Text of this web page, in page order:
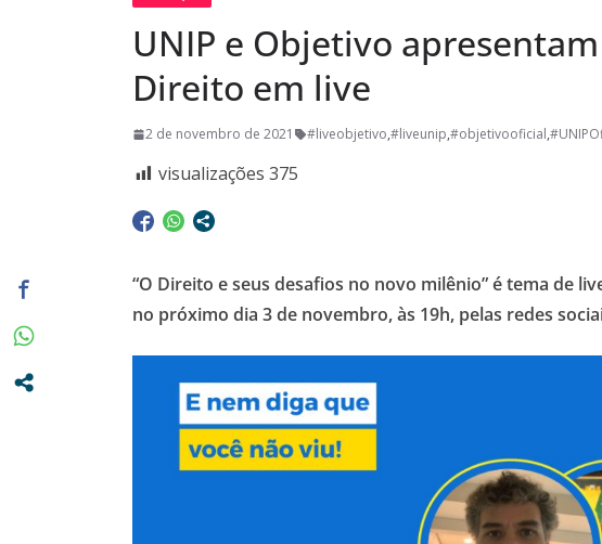
Pasta da Saúde
A Crônica da Semana: Lúcia
e de muitas Semanas
UNIP e Objetivo
Direito em live
2 de novembro de 2021 #liveobjetivo,#liveunip,#objetivooficial,
visualizações 375
“O Direito e seus desafios no novo milênio” é tema de
no próximo dia 3 de novembro, às 19h, pelas redes